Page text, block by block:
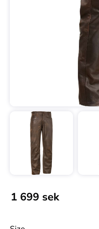
1 699 sek